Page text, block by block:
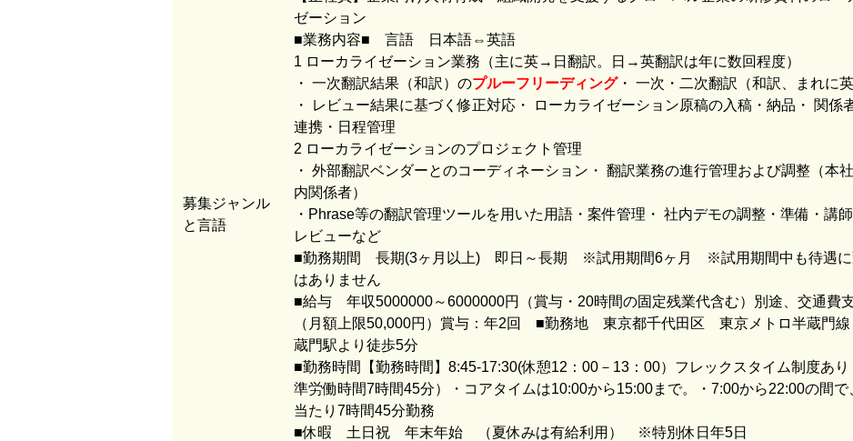
募集ジャンル
と言語
ゼーション
■業務内容■ 言語 日本語⇔英語
1 ローカライゼーション業務（主に英→日翻訳。日→英翻訳は年に数回程度）
・ 一次翻訳結果（和訳）のプルーフリーディング・ 一次・二次翻訳（和訳、まれに英
・ レビュー結果に基づく修正対応・ ローカライゼーション原稿の入稿・納品・ 関係
連携・日程管理
2 ローカライゼーションのプロジェクト管理
・ 外部翻訳ベンダーとのコーディネーション・ 翻訳業務の進行管理および調整（本
内関係者）
・Phrase等の翻訳管理ツールを用いた用語・案件管理・ 社内デモの調整・準備・講
レビューなど
■勤務期間 長期(3ヶ月以上) 即日～長期 ※試用期間6ヶ月 ※試用期間中も待遇に
はありません
■給与 年収5000000～6000000円（賞与・20時間の固定残業代含む）別途、交通費
（月額上限50,000円）賞与：年2回 ■勤務地 東京都千代田区 東京メトロ半蔵門線
蔵門駅より徒歩5分
■勤務時間【勤務時間】8:45-17:30(休憩12：00－13：00）フレックスタイム制度あり
準労働時間7時間45分）・コアタイムは10:00から15:00まで。・7:00から22:00の間で
当たり7時間45分勤務
■休暇 土日祝 年末年始 （夏休みは有給利用） ※特別休日年5日